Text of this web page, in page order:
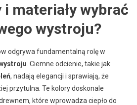
materiały wybrać
wystroju?
odgrywa fundamentalną rolę w
. Ciemne odcienie, takie jak
, nadają elegancji i sprawiają, że
przytulna. Te kolory doskonale
które wprowadza ciepło do